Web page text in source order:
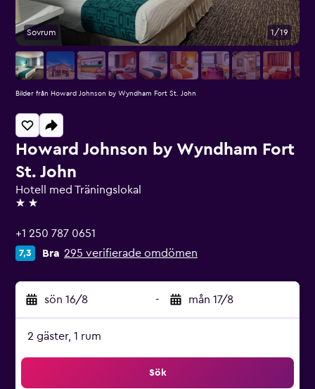
Howard Johnson by Wyndham Fort
St. John
Hotell med Träningslokal
2 stjärnor
+1 250 787 0651
7,3 Bra 295 verifierade omdömen
sön 16/8 - mån 17/8
2 gäster, 1 rum
Sök
Sovrum 1/19
Bilder från Howard Johnson by Wyndham Fort St. John